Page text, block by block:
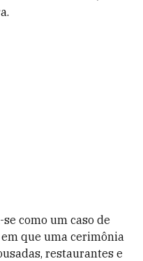
como um caso de
que uma cerimônia
restaurantes e